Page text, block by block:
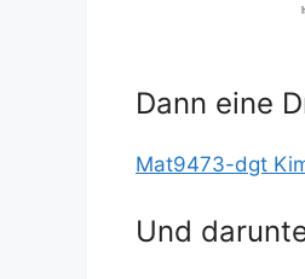
Dann eine
Mat9473-dgt
Und